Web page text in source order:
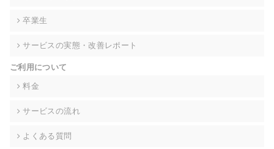
て、下記の当社問合わせ窓口に申し出ることができます。その
的な期間内に対応いたします。ただし、申請が本人確認が不可
により、ご希望に添えない場合があります。 なお、アクセスロ
グなどの個人情報以外の情報については、原則として開示等は
株式会社div 個人情報問合せ窓口
卒業生
サービスの実態・改善レポート
ご利用について
料金
サービスの流れ
よくある質問